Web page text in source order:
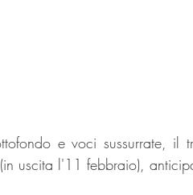
e voci sussurrate, il
uscita l'11 febbraio),